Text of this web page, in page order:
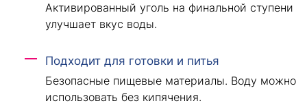
Активированный уголь на финальной ступени
улучшает вкус воды.
Подходит для готовки и питья
Безопасные пищевые материалы. Воду можно
использовать без кипячения.